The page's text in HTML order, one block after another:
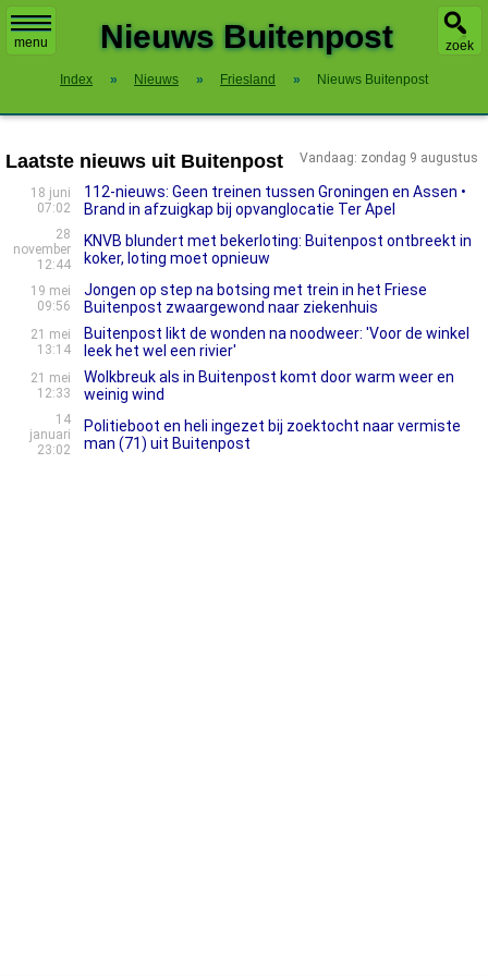
menu zoek
Nieuws Buitenpost
Index » Nieuws » Friesland » Nieuws Buitenpost
Vandaag: zondag 9 augustus
Laatste nieuws uit Buitenpost
18 juni
07:02
112-nieuws: Geen treinen tussen Groningen en Assen •
Brand in afzuigkap bij opvanglocatie Ter Apel
28
november
12:44
KNVB blundert met bekerloting: Buitenpost ontbreekt in
koker, loting moet opnieuw
19 mei
09:56
Jongen op step na botsing met trein in het Friese
Buitenpost zwaargewond naar ziekenhuis
21 mei
13:14
Buitenpost likt de wonden na noodweer: 'Voor de winkel
leek het wel een rivier'
21 mei
12:33
Wolkbreuk als in Buitenpost komt door warm weer en
weinig wind
14
januari
23:02
Politieboot en heli ingezet bij zoektocht naar vermiste
man (71) uit Buitenpost